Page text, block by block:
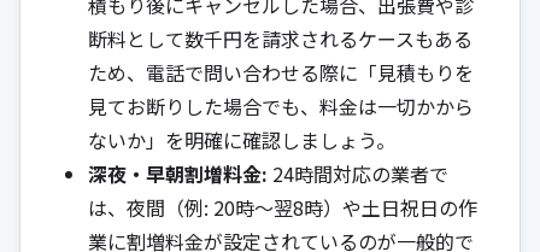
断料として数千円を請求されるケースもある
ため、電話で問い合わせる際に「見積もりを
見てお断りした場合でも、料金は一切かから
ないか」を明確に確認しましょう。
深夜・早朝割増料金: 24時間対応の業者で
は、夜間（例: 20時〜翌8時）や土日祝日の作
業に割増料金が設定されているのが一般的で